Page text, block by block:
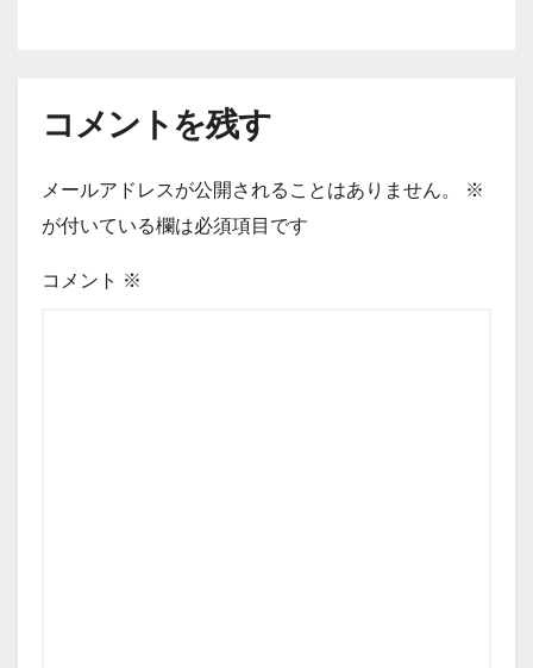
コメントを残す
メールアドレスが公開されることはありません。
※
が付いている欄は必須項目です
コメント ※